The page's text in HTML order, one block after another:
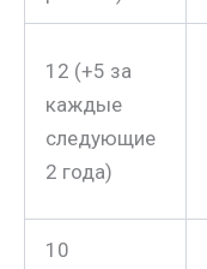
12 (+5 за
каждые
следующие
2 года)
10